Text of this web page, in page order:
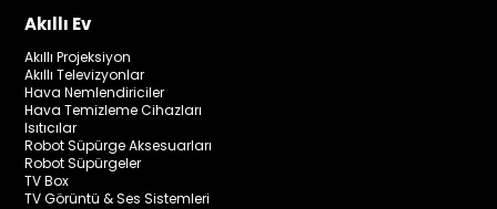
Akıllı Ev
Akıllı Projeksiyon
Akıllı Televizyonlar
Hava Nemlendiriciler
Hava Temizleme Cihazları
Isıtıcılar
Robot Süpürge Aksesuarları
Robot Süpürgeler
TV Box
TV Görüntü & Ses Sistemleri